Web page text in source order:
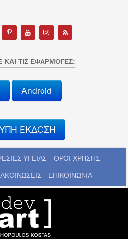
ΚΑΙ ΤΙΣ ΕΦΑΡΜΟΓΈΣ:
Android
ΕΚΔΟΣΗ
ΥΓΕΙΑΣ ΟΡΟΙ ΧΡΗΣΗΣ
ΕΠΙΚΟΙΝΩΝΙΑ